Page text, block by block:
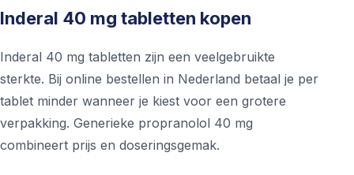
Inderal 40 mg tabletten kopen
Inderal 40 mg tabletten zijn een veelgebruikte
sterkte. Bij online bestellen in Nederland betaal je per
tablet minder wanneer je kiest voor een grotere
verpakking. Generieke propranolol 40 mg
combineert prijs en doseringsgemak.